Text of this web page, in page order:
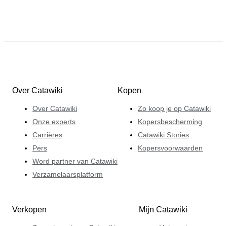
Over Catawiki
Over Catawiki
Onze experts
Carrières
Pers
Word partner van Catawiki
Verzamelaarsplatform
Kopen
Zo koop je op Catawiki
Kopersbescherming
Catawiki Stories
Kopersvoorwaarden
Verkopen Mijn Catawiki